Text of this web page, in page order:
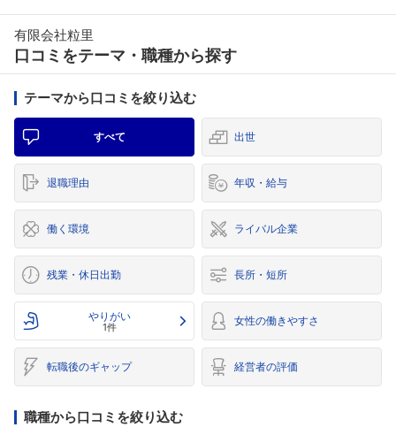
有限会社粒里
口コミをテーマ・職種から探す
テーマから口コミを絞り込む
すべて 出世
退職理由 年収・給与
働く環境 ライバル企業
残業・休日出勤 長所・短所
やりがい
1件 女性の働きやすさ
転職後のギャップ 経営者の評価
職種から口コミを絞り込む